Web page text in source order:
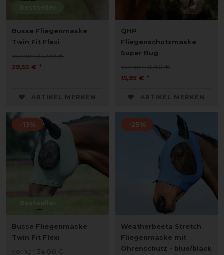
Bestseller
Busse Fliegenmaske
Twin Fit Flexi
vorher 34,00 €
29,55 € *
ARTIKEL MERKEN
QHP
Fliegenschutzmaske
Super Bug
vorher 19,90 €
15,95 € *
ARTIKEL MERKEN
Bestseller
-13%
Busse Fliegenmaske
Twin Fit Flexi
vorher 34,00 €
-25%
Weatherbeeta Stretch
Fliegenmaske mit
Ohrenschutz - blue/black